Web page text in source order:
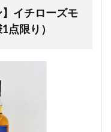
】イチローズモ
点限り）